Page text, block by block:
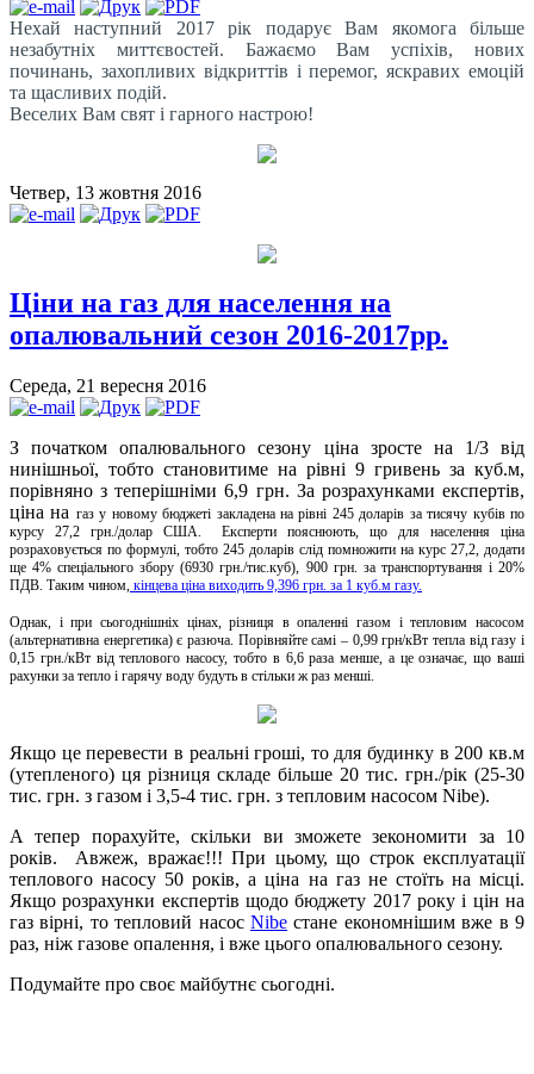
Нехай наступний 2017 рік подарує Вам якомога більше
незабутніх миттєвостей. Бажаємо Вам успіхів, нових
починань, захопливих відкриттів і перемог, яскравих емоцій
та щасливих подій.
Веселих Вам свят і гарного настрою!
Четвер, 13 жовтня 2016
Ціни на газ для населення на
опалювальний сезон 2016-2017рр.
Середа, 21 вересня 2016
З початком опалювального сезону ціна зросте на 1/3 від
нинішньої, тобто становитиме на рівні 9 гривень за куб.м,
порівняно з теперішніми 6,9 грн. За розрахунками експертів,
ціна на газ у новому бюджеті закладена на рівні 245 доларів за тисячу кубів по
курсу 27,2 грн./долар США. Експерти пояснюють, що для населення ціна
розраховується по формулі, тобто 245 доларів слід помножити на курс 27,2, додати
ще 4% спеціального збору (6930 грн./тис.куб), 900 грн. за транспортування і 20%
ПДВ. Таким чином, кінцева ціна виходить 9,396 грн. за 1 куб.м газу.
Однак, і при сьогоднішніх цінах, різниця в опаленні газом і тепловим насосом
(альтернативна енергетика) є разюча. Порівняйте самі – 0,99 грн/кВт тепла від газу і
0,15 грн./кВт від теплового насосу, тобто в 6,6 раза менше, а це означає, що ваші
рахунки за тепло і гарячу воду будуть в стільки ж раз менші.
Якщо це перевести в реальні гроші, то для будинку в 200 кв.м
(утепленого) ця різниця складе більше 20 тис. грн./рік (25-30
тис. грн. з газом і 3,5-4 тис. грн. з тепловим насосом Nibe).
А тепер порахуйте, скільки ви зможете зекономити за 10
років. Авжеж, вражає!!! При цьому, що строк експлуатації
теплового насосу 50 років, а ціна на газ не стоїть на місці.
Якщо розрахунки експертів щодо бюджету 2017 року і цін на
газ вірні, то тепловий насос Nibe стане економнішим вже в 9
раз, ніж газове опалення, і вже цього опалювального сезону.
Подумайте про своє майбутнє сьогодні.